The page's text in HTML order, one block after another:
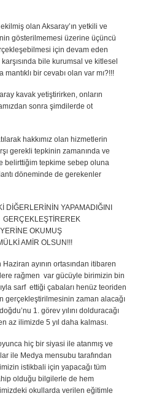
olan Aksaray’ın yetkili ve
gösterilmemesi üzerine üçüncü
için devam eden
bile kurumsal ve kitlesel
bir cevabı olan var mı?!!!
kavak yetiştirirken, onların
sonra şimdilerde ot
hakkımız olan hizmetlerin
gerekli tepkinin zamanında ve
belirttiğim tepkime sebep oluna
döneminde de gerekenler
YAPAMADIĞINI
GERÇEKLEŞTİREREK
OKUMUŞ
AMİR OLSUN!!!
ayının ortasından itibaren
rağmen var gücüyle birimizin bin
sarf ettiği çabaları henüz teoriden
gerçekleştirilmesinin zaman alacağı
1. görev yılını dolduracağı
az ilimizde 5 yıl daha kalması.
hiç bir siyasi ile atanmış ve
ile Medya mensubu tarafından
istikbali için yapacağı tüm
olduğu bilgilerle de hem
okullarda verilen eğitimle